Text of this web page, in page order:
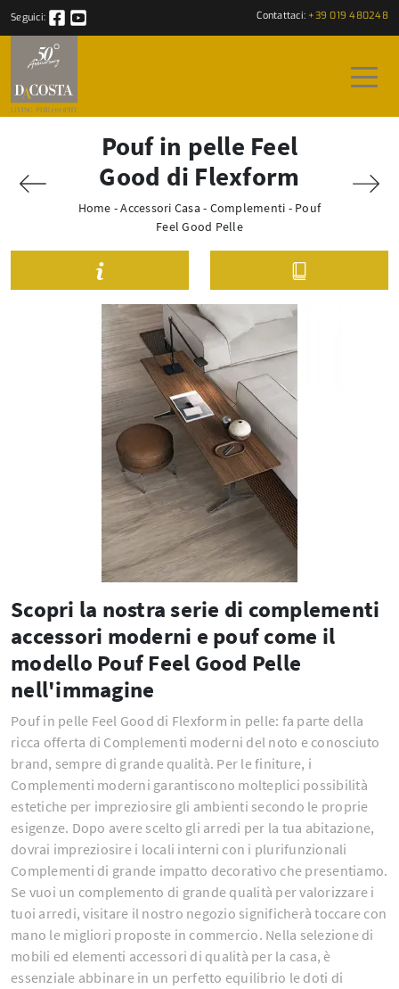
Seguici: Contattaci: +39 019 480248
Pouf in pelle Feel
Good di Flexform
Home -Accessori Casa - Complementi - Pouf
Feel Good Pelle
Scopri la nostra serie di complementi
accessori moderni e pouf come il
modello Pouf Feel Good Pelle
nell'immagine
Pouf in pelle Feel Good di Flexform in pelle: fa parte della
ricca offerta di Complementi moderni del noto e conosciuto
brand, sempre di grande qualità. Per le finiture, i
Complementi moderni garantiscono molteplici possibilità
estetiche per impreziosire gli ambienti secondo le proprie
esigenze. Dopo avere scelto gli arredi per la tua abitazione,
dovrai impreziosire i locali interni con i plurifunzionali
Complementi di grande impatto decorativo che presentiamo.
Se vuoi un complemento di grande qualità per valorizzare i
tuoi arredi, visitare il nostro negozio significherà toccare con
mano le migliori proposte in commercio. Nella selezione di
mobili ed elementi accessori di qualità per la casa, è
essenziale abbinare in un perfetto equilibrio le doti di